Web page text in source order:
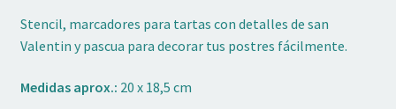
Stencil, marcadores para tartas con detalles de san
Valentin y pascua para decorar tus postres fácilmente.
Medidas aprox.: 20 x 18,5 cm